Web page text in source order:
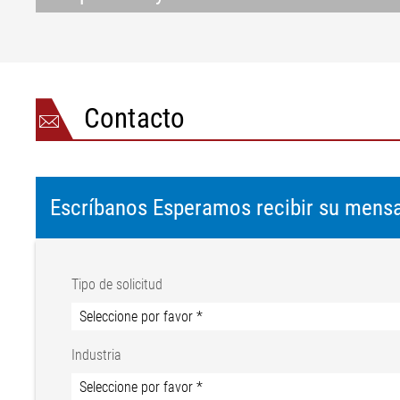
Contacto
Escríbanos Esperamos recibir su
Tipo de solicitud
Industria